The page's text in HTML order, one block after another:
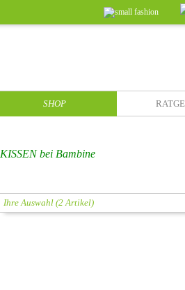
SHOP
KISSEN bei Bambine
Ihre Auswahl (2 Artikel)